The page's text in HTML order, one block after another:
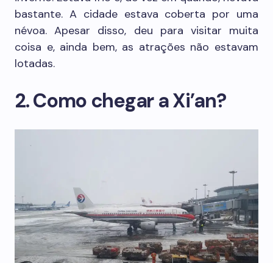
bastante. A cidade estava coberta por uma
névoa. Apesar disso, deu para visitar muita
coisa e, ainda bem, as atrações não estavam
lotadas.
2. Como chegar a Xi’an?